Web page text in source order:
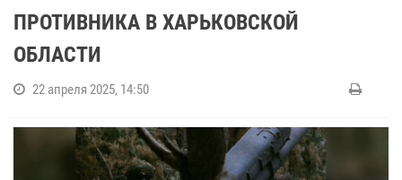
ПРОТИВНИКА В ХАРЬКОВСКОЙ
ОБЛАСТИ
22 апреля 2025, 14:50